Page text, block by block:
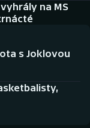
na MS
s Joklovou